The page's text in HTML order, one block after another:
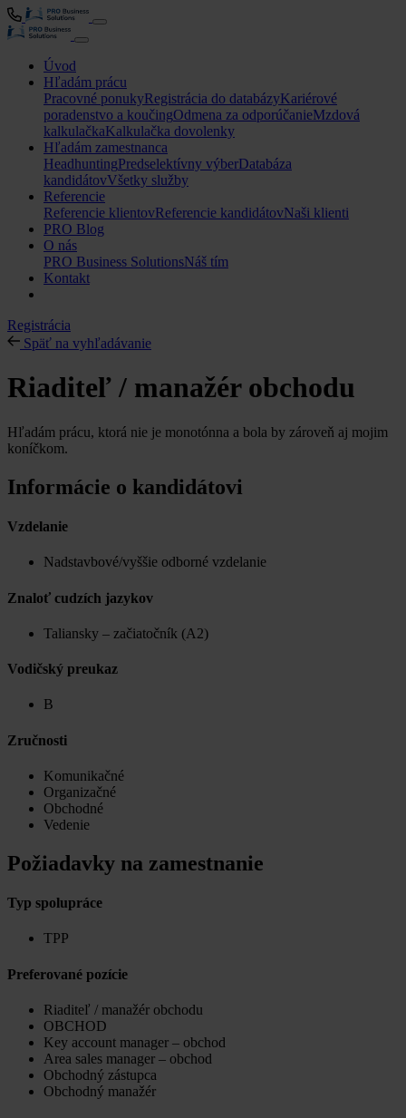
Úvod
Hľadám prácu
Pracovné ponukyRegistrácia do databázyKariérové
poradenstvo a koučingOdmena za odporúčanieMzdová
kalkulačkaKalkulačka dovolenky
Hľadám zamestnanca
HeadhuntingPredselektívny výberDatabáza
kandidátovVšetky služby
Referencie
Referencie klientovReferencie kandidátovNaši klienti
PRO Blog
O nás
PRO Business SolutionsNáš tím
Kontakt
Registrácia
Späť na vyhľadávanie
Riaditeľ / manažér obchodu
Hľadám prácu, ktorá nie je monotónna a bola by zároveň aj mojim
koníčkom.
Informácie o kandidátovi
Vzdelanie
Nadstavbové/vyššie odborné vzdelanie
Znaloť cudzích jazykov
Taliansky – začiatočník (A2)
Vodičský preukaz
B
Zručnosti
Komunikačné
Organizačné
Obchodné
Vedenie
Požiadavky na zamestnanie
Typ spolupráce
TPP
Preferované pozície
Riaditeľ / manažér obchodu
OBCHOD
Key account manager – obchod
Area sales manager – obchod
Obchodný zástupca
Obchodný manažér